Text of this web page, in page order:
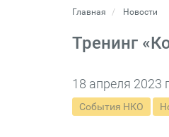
Главная Новости
Тренинг
18 апреля 2023
События НКО